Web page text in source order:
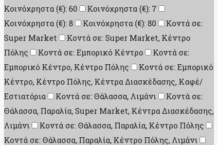
Κοινόχρηστα (€): 60
Κοινόχρηστα (€): 7
Κοινόχρηστα (€): 8
Κοινόχρηστα (€): 80
Κοντά σε:
Super Market
Κοντά σε: Super Market, Κέντρο
Πόλης
Κοντά σε: Εμπορικό Κέντρο
Κοντά σε:
Εμπορικό Κέντρο, Κέντρο Πόλης
Κοντά σε: Εμπορικό
Κέντρο, Κέντρο Πόλης, Κέντρα Διασκέδασης, Καφέ/
Εστιατόρια
Κοντά σε: Θάλασσα, Λιμάνι
Κοντά σε:
Θάλασσα, Παραλία, Super Market, Κέντρα Διασκέδασης,
Λιμάνι
Κοντά σε: Θάλασσα, Παραλία, Κέντρο Πόλης
Κοντά σε: Θάλασσα, Παραλία, Κέντρο Πόλης, Λιμάνι